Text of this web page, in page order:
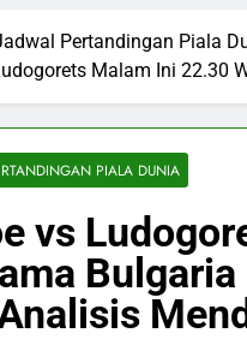
Pertandingan Piala
Malam Ini 22.30
PIALA DUNIA
vs